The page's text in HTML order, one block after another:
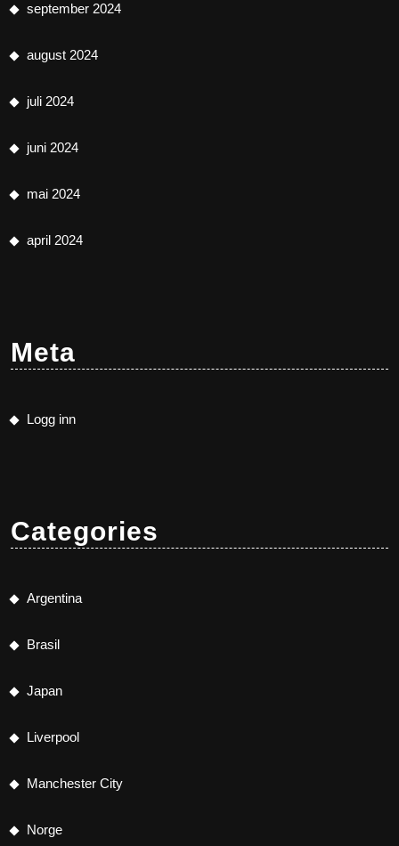
september 2024
august 2024
juli 2024
juni 2024
mai 2024
april 2024
Meta
Logg inn
Categories
Argentina
Brasil
Japan
Liverpool
Manchester City
Norge